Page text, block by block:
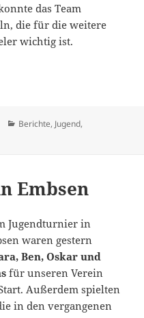
das Team
die für die weitere
wichtig ist.
Kategorien
Berichte, Jugend,
Embsen
Jugendturnier in
waren gestern
Ben, Oskar und
für unseren Verein
Außerdem spielten
in den vergangenen